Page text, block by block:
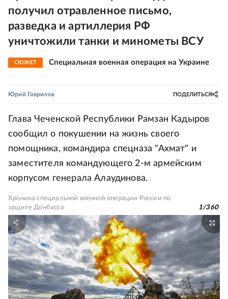
получил отравленное письмо,
разведка и артиллерия РФ
уничтожили танки и минометы ВСУ
СЮЖЕТ Специальная военная операция на Украине
Юрий Гаврилов ПОДЕЛИТЬСЯ
Глава Чеченской Республики Рамзан Кадыров
сообщил о покушении на жизнь своего
помощника, командира спецназа "Ахмат" и
заместителя командующего 2-м армейским
корпусом генерала Алаудинова.
Хроника специальной военной операции России по
защите Донбасса
1/360